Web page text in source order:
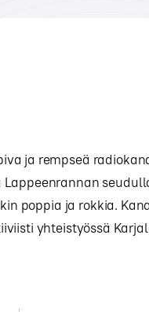
ja rempseä
Lappeenrannan
poppia ja rokkia.
yhteistyössä